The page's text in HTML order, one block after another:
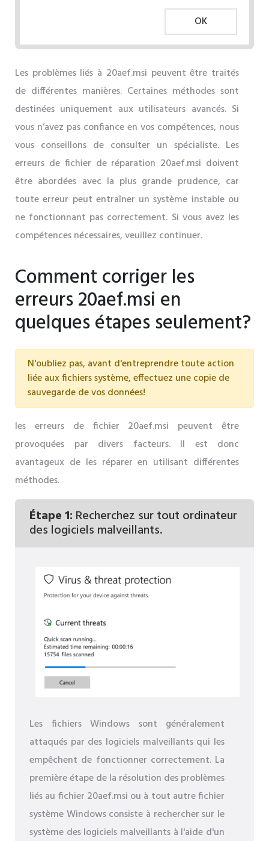
OK
Les problèmes liés à 20aef.msi peuvent être traités
de différentes manières. Certaines méthodes sont
destinées uniquement aux utilisateurs avancés. Si
vous n’avez pas confiance en vos compétences, nous
vous conseillons de consulter un spécialiste. Les
erreurs de fichier de réparation 20aef.msi doivent
être abordées avec la plus grande prudence, car
toute erreur peut entraîner un système instable ou
ne fonctionnant pas correctement. Si vous avez les
compétences nécessaires, veuillez continuer.
Comment corriger les
erreurs 20aef.msi en
quelques étapes seulement?
N'oubliez pas, avant d'entreprendre toute action
liée aux fichiers système, effectuez une copie de
sauvegarde de vos données!
les erreurs de fichier 20aef.msi peuvent être
provoquées par divers facteurs. Il est donc
avantageux de les réparer en utilisant différentes
méthodes.
Étape 1: Recherchez sur tout ordinateur
des logiciels malveillants.
Les fichiers Windows sont généralement
attaqués par des logiciels malveillants qui les
empêchent de fonctionner correctement. La
première étape de la résolution des problèmes
liés au fichier 20aef.msi ou à tout autre fichier
système Windows consiste à rechercher sur le
système des logiciels malveillants à l'aide d'un